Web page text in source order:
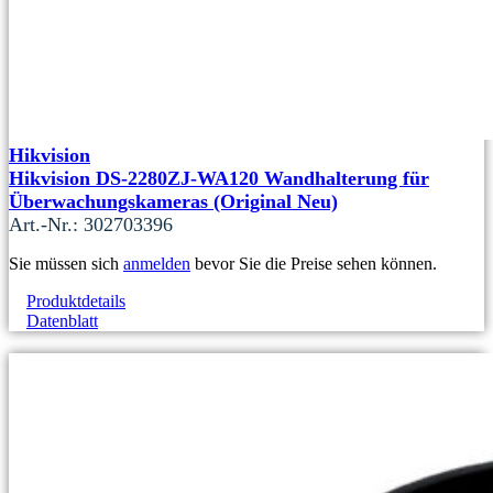
Hikvision
Hikvision DS-2280ZJ-WA120 Wandhalterung für
Überwachungskameras (Original Neu)
Art.-Nr.: 302703396
Sie müssen sich anmelden bevor Sie die Preise sehen können.
Produktdetails
Datenblatt